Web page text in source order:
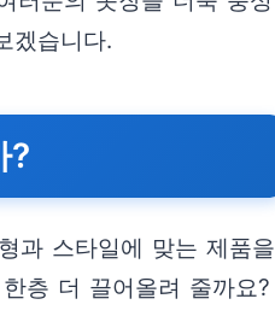
겠습니다.
?
과 스타일에 맞는 제품을
층 더 끌어올려 줄까요?